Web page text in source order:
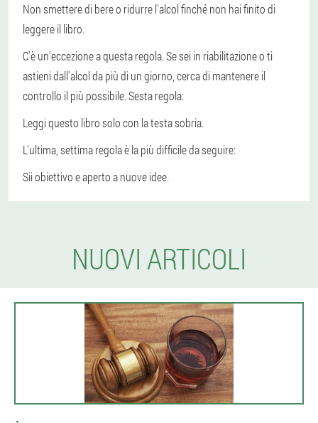
Non smettere di bere o ridurre l'alcol finché non hai finito di
leggere il libro.
C'è un'eccezione a questa regola. Se sei in riabilitazione o ti
astieni dall'alcol da più di un giorno, cerca di mantenere il
controllo il più possibile. Sesta regola:
Leggi questo libro solo con la testa sobria.
L'ultima, settima regola è la più difficile da seguire:
Sii obiettivo e aperto a nuove idee.
NUOVI ARTICOLI